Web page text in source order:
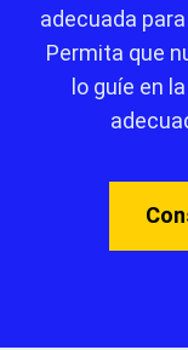
adecuada
Permita que
lo guíe en